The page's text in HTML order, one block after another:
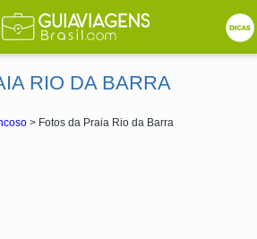
RIO DA BARRA
> Fotos da Praia Rio da Barra